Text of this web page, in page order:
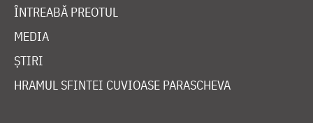
ÎNTREABĂ PREOTUL
MEDIA
ȘTIRI
HRAMUL SFINTEI CUVIOASE PARASCHEVA